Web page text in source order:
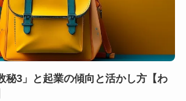
秘3」と起業の傾向と活かし方【わ